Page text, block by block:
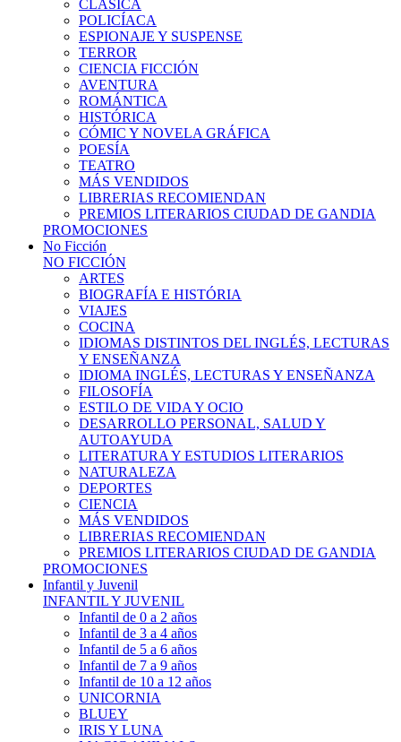
CLÁSICA
POLICÍACA
ESPIONAJE Y SUSPENSE
TERROR
CIENCIA FICCIÓN
AVENTURA
ROMÁNTICA
HISTÓRICA
CÓMIC Y NOVELA GRÁFICA
POESÍA
TEATRO
MÁS VENDIDOS
LIBRERIAS RECOMIENDAN
PREMIOS LITERARIOS CIUDAD DE GANDIA
PROMOCIONES
No Ficción
NO FICCIÓN
ARTES
BIOGRAFÍA E HISTÓRIA
VIAJES
COCINA
IDIOMAS DISTINTOS DEL INGLÉS, LECTURAS
Y ENSEÑANZA
IDIOMA INGLÉS, LECTURAS Y ENSEÑANZA
FILOSOFÍA
ESTILO DE VIDA Y OCIO
DESARROLLO PERSONAL, SALUD Y
AUTOAYUDA
LITERATURA Y ESTUDIOS LITERARIOS
NATURALEZA
DEPORTES
CIENCIA
MÁS VENDIDOS
LIBRERIAS RECOMIENDAN
PREMIOS LITERARIOS CIUDAD DE GANDIA
PROMOCIONES
Infantil y Juvenil
INFANTIL Y JUVENIL
Infantil de 0 a 2 años
Infantil de 3 a 4 años
Infantil de 5 a 6 años
Infantil de 7 a 9 años
Infantil de 10 a 12 años
UNICORNIA
BLUEY
IRIS Y LUNA